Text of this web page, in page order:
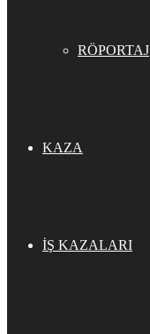
RÖPORTAJ
KAZA
İŞ KAZALARI